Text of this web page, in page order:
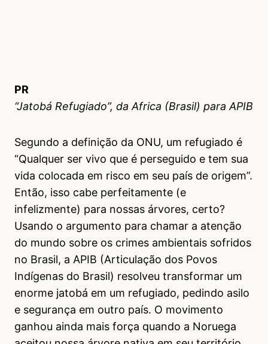
PR
“Jatobá Refugiado”, da Africa (Brasil) para APIB
Segundo a definição da ONU, um refugiado é
“Qualquer ser vivo que é perseguido e tem sua
vida colocada em risco em seu país de origem”.
Então, isso cabe perfeitamente (e
infelizmente) para nossas árvores, certo?
Usando o argumento para chamar a atenção
do mundo sobre os crimes ambientais sofridos
no Brasil, a APIB (Articulação dos Povos
Indígenas do Brasil) resolveu transformar um
enorme jatobá em um refugiado, pedindo asilo
e segurança em outro país. O movimento
ganhou ainda mais força quando a Noruega